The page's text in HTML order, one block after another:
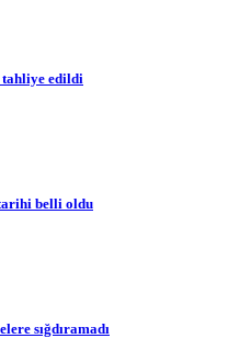
tahliye edildi
belli oldu
sığdıramadı